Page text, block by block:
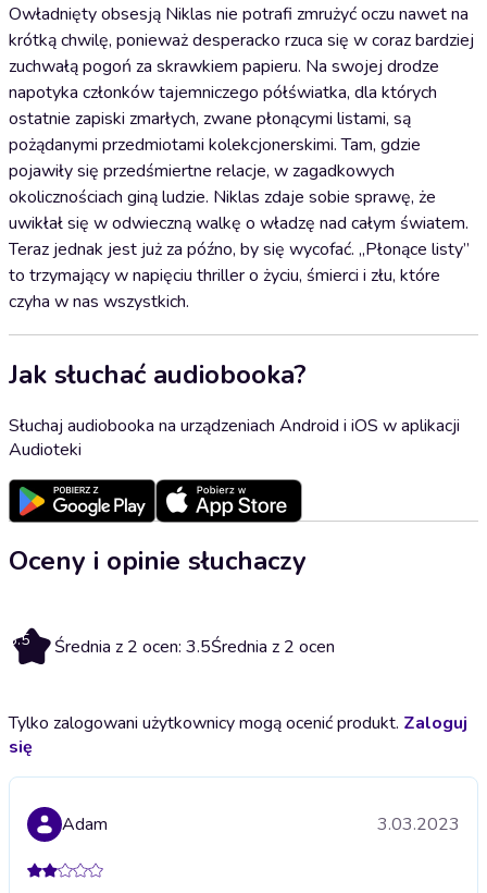
Owładnięty obsesją Niklas nie potrafi zmrużyć oczu nawet na
krótką chwilę, ponieważ desperacko rzuca się w coraz bardziej
zuchwałą pogoń za skrawkiem papieru. Na swojej drodze
napotyka członków tajemniczego półświatka, dla których
ostatnie zapiski zmarłych, zwane płonącymi listami, są
pożądanymi przedmiotami kolekcjonerskimi. Tam, gdzie
pojawiły się przedśmiertne relacje, w zagadkowych
okolicznościach giną ludzie. Niklas zdaje sobie sprawę, że
uwikłał się w odwieczną walkę o władzę nad całym światem.
Teraz jednak jest już za późno, by się wycofać. „Płonące listy”
to trzymający w napięciu thriller o życiu, śmierci i złu, które
czyha w nas wszystkich.
Jak słuchać audiobooka?
Słuchaj audiobooka na urządzeniach Android i iOS w aplikacji
Audioteki
Oceny i opinie słuchaczy
3.5 Średnia z 2 ocen: 3.5Średnia z 2 ocen
Tylko zalogowani użytkownicy mogą ocenić produkt. Zaloguj
się
Adam 3.03.2023